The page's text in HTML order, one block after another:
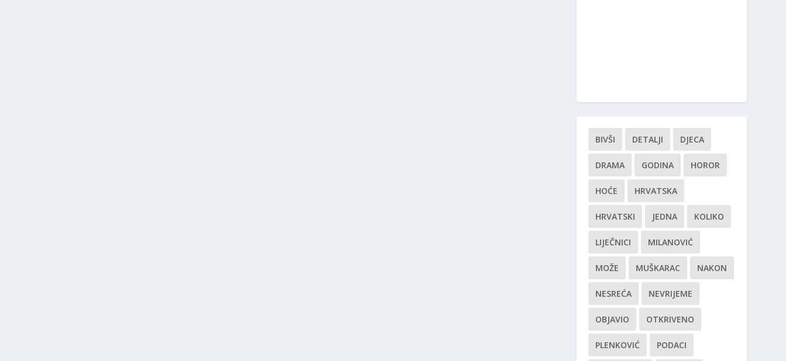
BIVŠI DETALJI DJECA
DRAMA GODINA HOROR
HOĆE HRVATSKA
HRVATSKI JEDNA KOLIKO
LIJEČNICI MILANOVIĆ
MOŽE MUŠKARAC NAKON
NESREĆA NEVRIJEME
OBJAVIO OTKRIVENO
PLENKOVIĆ PODACI